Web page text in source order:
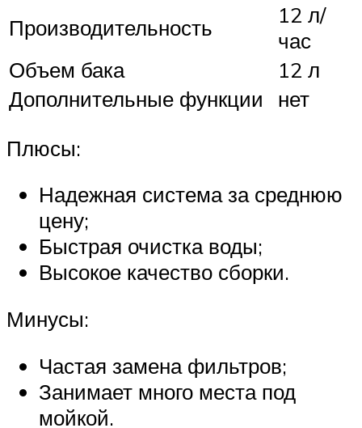
Производительность
12 л/
час
Объем бака
12 л
Дополнительные функции
нет
Плюсы:
Надежная система за среднюю
цену;
Быстрая очистка воды;
Высокое качество сборки.
Минусы:
Частая замена фильтров;
Занимает много места под
мойкой.